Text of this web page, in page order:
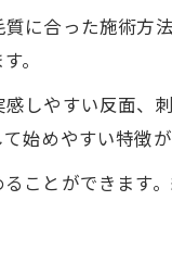
を保つための生活
したい肌トラブル
る脱毛効果を維持
のアフターケア
に合った施術方
。
しやすい反面
始めやすい特徴が
ことができます